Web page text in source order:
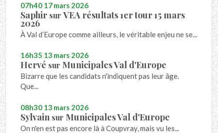
07h40 17mars 2026
Saphir surVEA résultats 1er tour 15 mars
2026
À Val d’Europe comme ailleurs, le véritable enjeu ne se...
16h35 13 mars 2026
Hervé sur Municipales Val d'Europe
Bizarre que les candidats n'indiquent pas leur âge.
Que...
08h30 13 mars 2026
Sylvain sur Municipales Val d'Europe
On n'en est pas encore là à Coupvray, mais vu les...